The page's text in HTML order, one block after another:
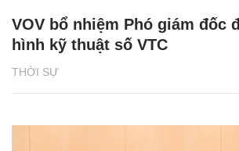
THỜI SỰ
VOV bổ nhiệm Phó giám đốc
hình kỹ thuật số VTC